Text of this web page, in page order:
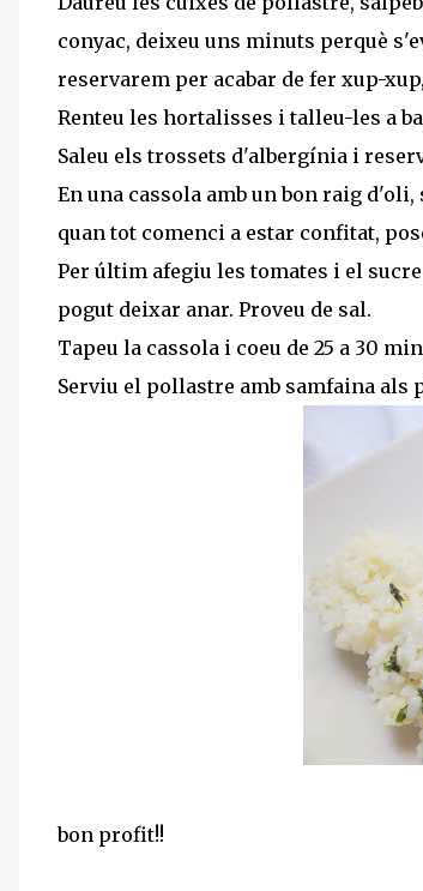
conyac, deixeu uns minuts perquè
reservarem per acabar de fer xup-
Renteu les hortalisses i talleu-les a
Saleu els trossets d'albergínia i
En una cassola amb un bon raig
quan tot comenci a estar confitat,
Per últim afegiu les tomates i el
pogut deixar anar. Proveu de sal.
Tapeu la cassola i coeu de 25 a 30
Serviu el pollastre amb samfaina als
bon profit!!